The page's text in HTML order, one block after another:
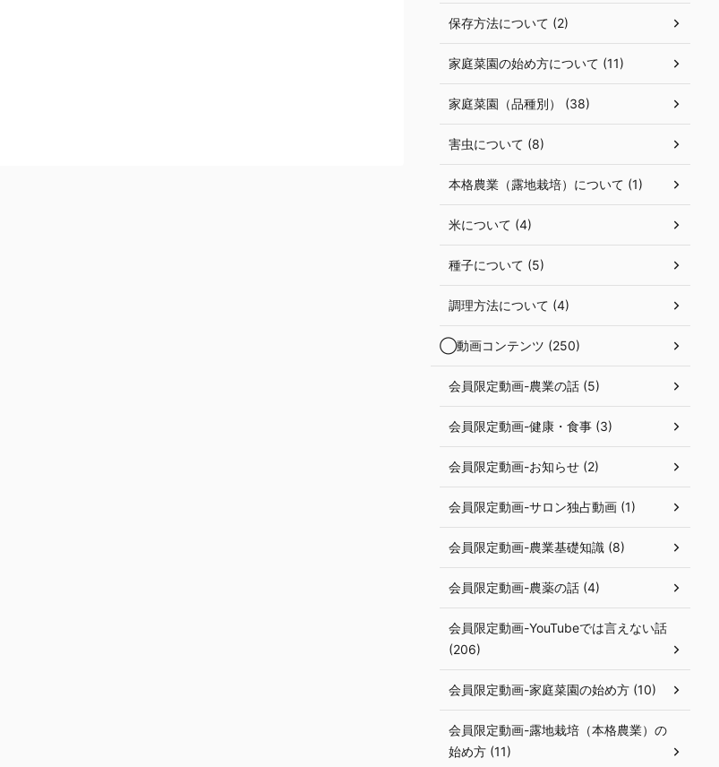
保存方法について (2)
家庭菜園の始め方について (11)
家庭菜園（品種別） (38)
害虫について (8)
本格農業（露地栽培）について (1)
米について (4)
種子について (5)
調理方法について (4)
◯動画コンテンツ (250)
会員限定動画-農業の話 (5)
会員限定動画-健康・食事 (3)
会員限定動画-お知らせ (2)
会員限定動画-サロン独占動画 (1)
会員限定動画-農業基礎知識 (8)
会員限定動画-農薬の話 (4)
会員限定動画-YouTubeでは言えない話
(206)
会員限定動画-家庭菜園の始め方 (10)
会員限定動画-露地栽培（本格農業）の
始め方 (11)